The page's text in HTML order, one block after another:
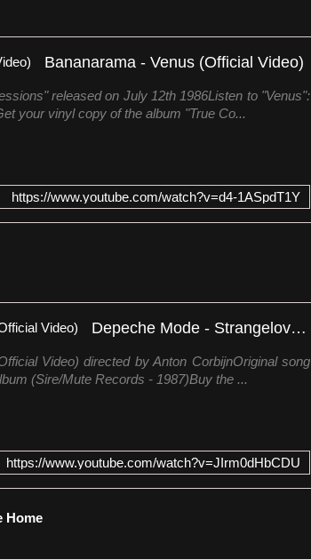
Bananarama - Venus (Official Video)
released on July 12th 1986Listen to "Venus":
your vinyl copy of the album "True Co...
https://www.youtube.com/watch?v=d4-1ASpdT1Y
Depeche Mode - Strangelove (Official Video)
Video) directed by Anton CorbijnOriginal song
(Sire/Mute Records - 1987)Buy the ...
https://www.youtube.com/watch?v=JIrm0dHbCDU
Home